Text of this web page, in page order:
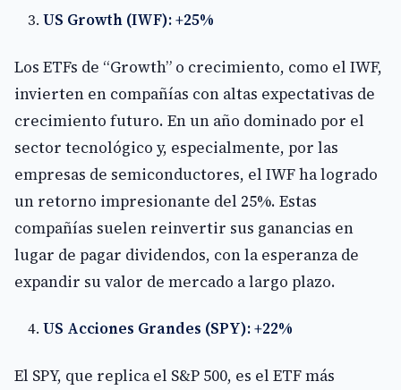
US Growth (IWF): +25%
Los ETFs de “Growth” o crecimiento, como el IWF,
invierten en compañías con altas expectativas de
crecimiento futuro. En un año dominado por el
sector tecnológico y, especialmente, por las
empresas de semiconductores, el IWF ha logrado
un retorno impresionante del 25%. Estas
compañías suelen reinvertir sus ganancias en
lugar de pagar dividendos, con la esperanza de
expandir su valor de mercado a largo plazo.
US Acciones Grandes (SPY): +22%
El SPY, que replica el S&P 500, es el ETF más